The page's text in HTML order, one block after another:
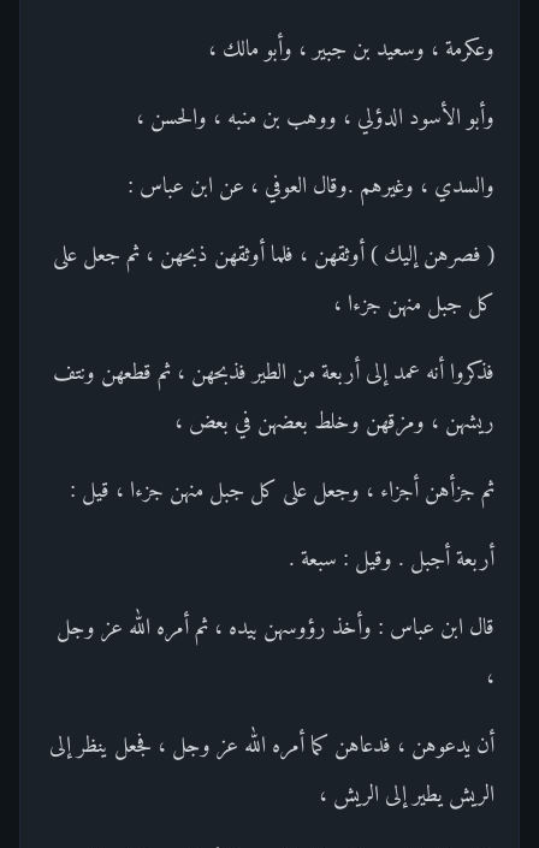
وعكرمة ، وسعيد بن جبير ، وأبو مالك ،
وأبو الأسود الدؤلي ، ووهب بن منبه ، والحسن ،
والسدي ، وغيرهم .وقال العوفي ، عن ابن عباس :
( فصرهن إليك ) أوثقهن ، فلما أوثقهن ذبحهن ، ثم جعل على
كل جبل منهن جزءا ،
فذكروا أنه عمد إلى أربعة من الطير فذبحهن ، ثم قطعهن ونتف
ريشهن ، ومزقهن وخلط بعضهن في بعض ،
ثم جزأهن أجزاء ، وجعل على كل جبل منهن جزءا ، قيل :
أربعة أجبل . وقيل : سبعة .
قال ابن عباس : وأخذ رؤوسهن بيده ، ثم أمره الله عز وجل
،
أن يدعوهن ، فدعاهن كما أمره الله عز وجل ، فجعل ينظر إلى
الريش يطير إلى الريش ،